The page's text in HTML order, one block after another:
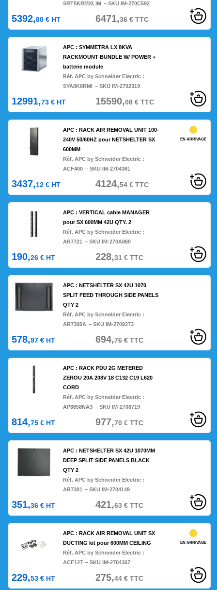
SRT5KRMXLIM – SKU IM-270C592
5392,80 € HT 6471,36€TTC
APC : SYMMETRA LX 8KVA
RACKMOUNT BUNDLE W/ POWER +
batterie module
Réf. APC by Schneider Electric :
SYA8K8RMI – SKU IM-2702319
12991,73 € HT 15590,08€TTC
APC : RACK AIR REMOVAL UNIT 100-
240V 50/60HZ pour NETSHELTER SX
600MM
Réf. APC by Schneider Electric :
ACF400 – SKU IM-2704361
EN ARRIVAGE
3437,12 € HT 4124,54€TTC
APC : VERTICAL cable MANAGER
pour SX 600MM 42U QTY. 2
Réf. APC by Schneider Electric :
AR7721 – SKU IM-270A860
190,26 € HT 228,31 €TTC
APC : NETSHELTER SX 42U 1070
SPLIT FEED THROUGH SIDE PANELS
QTY 2
Réf. APC by Schneider Electric :
AR7305A – SKU IM-2709273
578,97 € HT 694,76€TTC
APC : RACK PDU 2G METERED
ZEROU 20A 208V 18 C132 C19 L620
CORD
Réf. APC by Schneider Electric :
AP8858NA3 – SKU IM-2708719
814,75 € HT 977,70€TTC
APC : NETSHELTER SX 42U 1070MM
DEEP SPLIT SIDE PANELS BLACK
QTY 2
Réf. APC by Schneider Electric :
AR7301 – SKU IM-2704149
351,36 € HT 421,63€TTC
APC : RACK AIR REMOVAL UNIT SX
DUCTING kit pour 600MM CEILING
Réf. APC by Schneider Electric :
ACF127 – SKU IM-2704367
EN ARRIVAGE
229,53 € HT 275,44€TTC